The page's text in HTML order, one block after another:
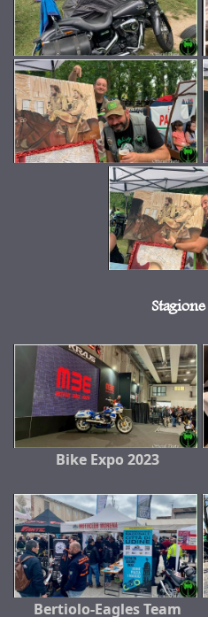
Bike Expo 2023
Bertiolo-Eagles Team